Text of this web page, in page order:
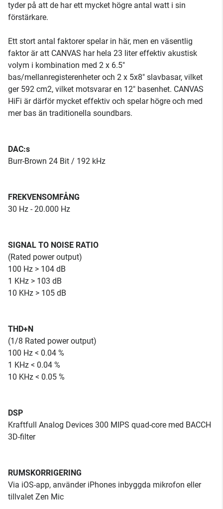
tyder på att de har ett mycket högre antal watt i sin
förstärkare.
Ett stort antal faktorer spelar in här, men en väsentlig
faktor är att CANVAS har hela 23 liter effektiv akustisk
volym i kombination med 2 x 6.5"
bas/mellanregisterenheter och 2 x 5x8" slavbasar, vilket
ger 592 cm2, vilket motsvarar en 12" basenhet. CANVAS
HiFi är därför mycket effektiv och spelar högre och med
mer bas än traditionella soundbars.
DAC:s
Burr-Brown 24 Bit / 192 kHz
FREKVENSOMFÅNG
30 Hz - 20.000 Hz
SIGNAL TO NOISE RATIO
(Rated power output)
100 Hz > 104 dB
1 KHz > 103 dB
10 KHz > 105 dB
THD+N
(1/8 Rated power output)
100 Hz < 0.04 %
1 KHz < 0.04 %
10 KHz < 0.05 %
DSP
Kraftfull Analog Devices 300 MIPS quad-core med BACCH
3D-filter
RUMSKORRIGERING
Via iOS-app, använder iPhones inbyggda mikrofon eller
tillvalet Zen Mic